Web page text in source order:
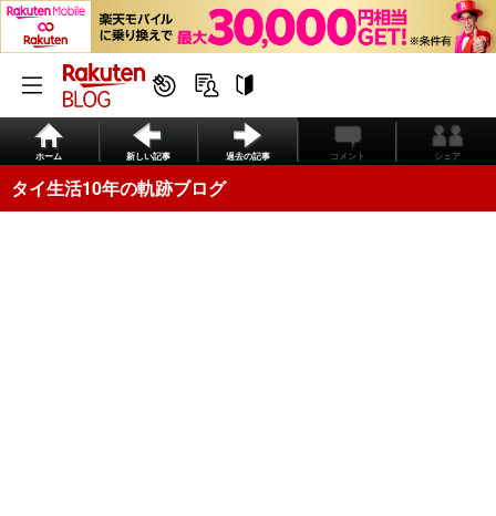
ホーム 新しい記事 過去の記事 コメント シェア
タイ生活10年の軌跡ブログ